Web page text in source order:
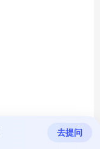
去提问